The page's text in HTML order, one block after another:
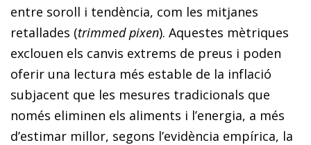
entre soroll i tendència, com les mitjanes
retallades (trimmed pixen). Aquestes mètriques
ex­clouen els canvis extrems de preus i poden
oferir una lectura més estable de la inflació
subjacent que les mesures tradicionals que
només eliminen els aliments i l’energia, a més
d’estimar millor, segons l’evidència empírica, la